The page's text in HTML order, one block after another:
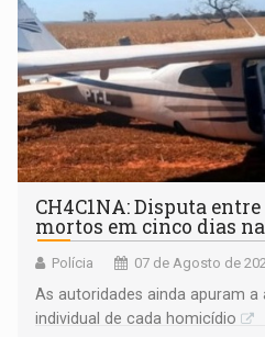
CH4C1NA: Disputa entre
mortos em cinco dias
Polícia 07 de Agosto de
As autoridades ainda apuram
individual de cada homicídio